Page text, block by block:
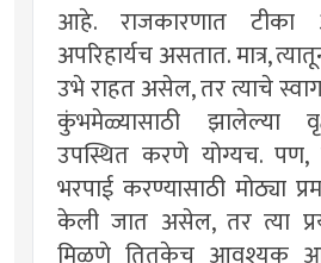
आहे. राजकारणात
अपरिहार्यच असतात. मात्र,
उभे राहत असेल, तर त्याचे
कुंभमेळ्यासाठी झालेल्या
उपस्थित करणे योग्यच. पण,
भरपाई करण्यासाठी मोठ्या
केली जात असेल, तर त्या